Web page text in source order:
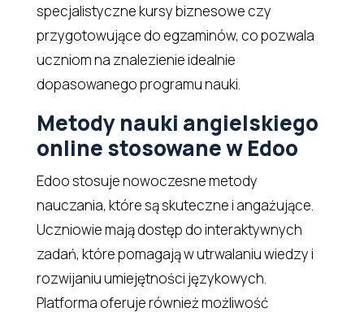
specjalistyczne kursy biznesowe czy
przygotowujące do egzaminów, co pozwala
uczniom na znalezienie idealnie
dopasowanego programu nauki.
Metody nauki angielskiego
online stosowane w Edoo
Edoo stosuje nowoczesne metody
nauczania, które są skuteczne i angażujące.
Uczniowie mają dostęp do interaktywnych
zadań, które pomagają w utrwalaniu wiedzy i
rozwijaniu umiejętności językowych.
Platforma oferuje również możliwość